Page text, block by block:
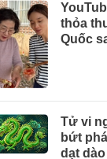
thỏa
Quốc
Tử vi
bứt
dạt